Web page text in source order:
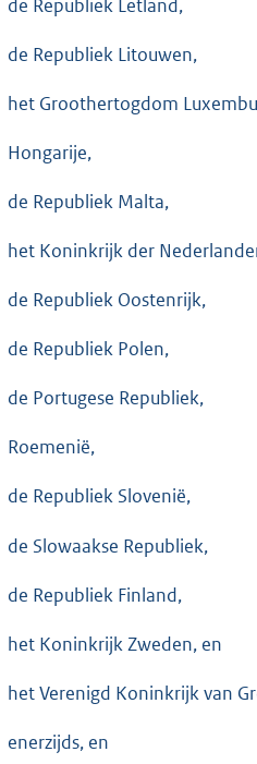
de Republiek Letland,
de Republiek Litouwen,
het Groothertogdom
Hongarije,
de Republiek Malta,
het Koninkrijk der
de Republiek Oostenrijk,
de Republiek Polen,
de Portugese Republiek,
Roemenië,
de Republiek Slovenië,
de Slowaakse Republiek,
de Republiek Finland,
het Koninkrijk Zweden, en
het Verenigd Koninkrijk van
enerzijds, en